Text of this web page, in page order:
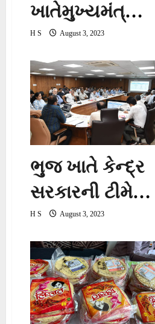
ખાતેમુખ્યમંત્રી
શ્રી ભૂપેન્દ્ર
પટેલ સાથે
યુનિસેફની
સાઉથ એશિયા
રિજનલ
ઓફિસના
રિજનલ ડિરેક્ટર
શ્રી સંજય
વિજેસેકરા અને
ડેલીગેશનની
બેઠક
H S August 3, 2023
ભુજ ખાતે કેન્દ્ર
સરકારની ટીમે
બેઠક યોજીને
બિપરજોય
વાવાઝોડાં અંગે
કચ્છ
વહીવટીતંત્રની
H S August 3, 2023